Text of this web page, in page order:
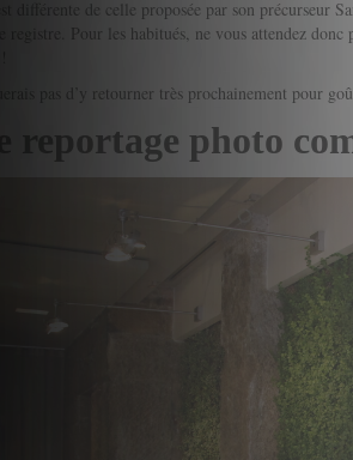
différente de celle proposée par son précurseur
registre. Pour les habitués, ne vous attendez
pas d’y retourner très prochainement pour
reportage photo